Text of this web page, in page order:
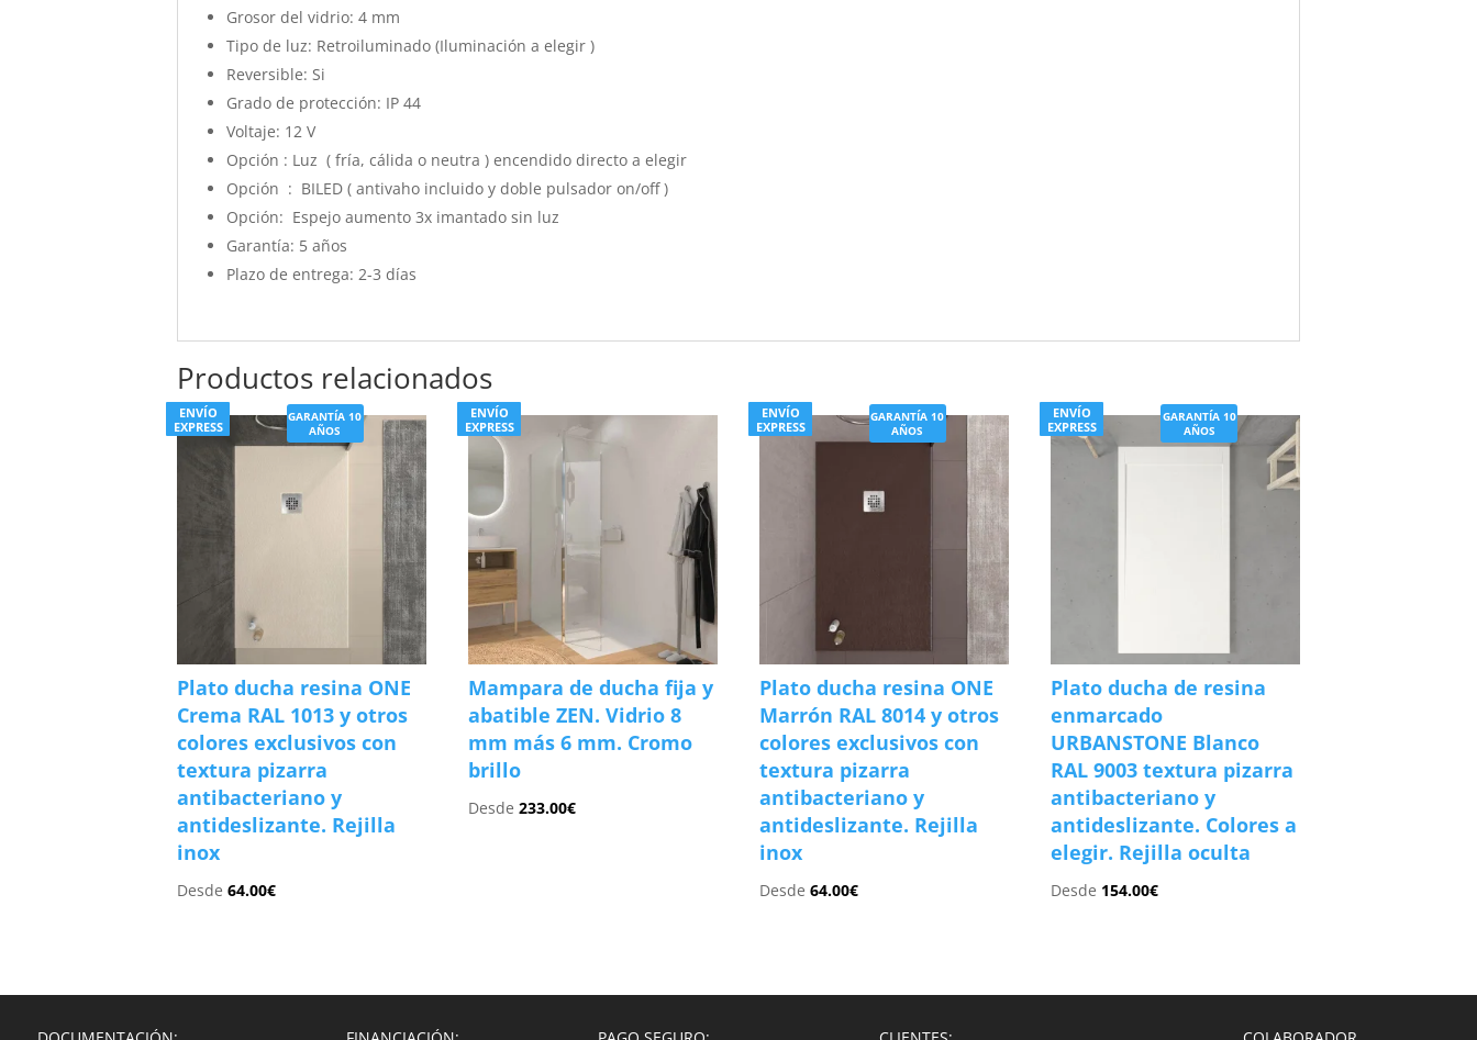
Grosor del vidrio: 4 mm
Tipo de luz: Retroiluminado (Iluminación a elegir )
Reversible: Si
Grado de protección: IP 44
Voltaje: 12 V
Opción : Luz ( fría, cálida o neutra ) encendido directo a elegir
Opción : BILED ( antivaho incluido y doble pulsador on/off )
Opción: Espejo aumento 3x imantado sin luz
Garantía: 5 años
Plazo de entrega: 2-3 días
Productos relacionados
ENVÍO
EXPRESS
GARANTÍA 10
AÑOS
Plato ducha resina ONE
Crema RAL 1013 y otros
colores exclusivos con
textura pizarra
antibacteriano y
antideslizante. Rejilla
inox
Desde64.00€
ENVÍO
EXPRESS
Mampara de ducha fija y
abatible ZEN. Vidrio 8
mm más 6 mm. Cromo
brillo
Desde233.00€
ENVÍO
EXPRESS
GARANTÍA 10
AÑOS
Plato ducha resina ONE
Marrón RAL 8014 y otros
colores exclusivos con
textura pizarra
antibacteriano y
antideslizante. Rejilla
inox
Desde64.00€
ENVÍO
EXPRESS
GARANTÍA 10
AÑOS
Plato ducha de resina
enmarcado
URBANSTONE Blanco
RAL 9003 textura pizarra
antibacteriano y
antideslizante. Colores a
elegir. Rejilla oculta
Desde 154.00€